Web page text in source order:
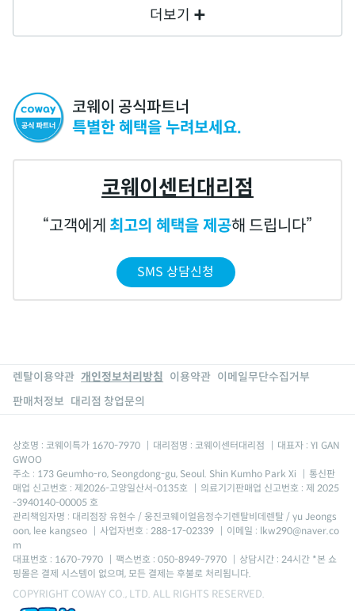
더보기
코웨이 공식파트너
특별한 혜택을 누려보세요.
코웨이센터대리점
고객에게 최고의 혜택을 제공해 드립니다
SMS 상담신청
렌탈이용약관 개인정보처리방침 이용약관 이메일무단수집거부
판매처정보 대리점 창업문의
상호명 : 코웨이특가 1670-7970 대리점명 : 코웨이센터대리점
대표자 : YI GAN
GWOO
주소 : 173 Geumho-ro, Seongdong-gu, Seoul. Shin Kumho Park Xi
통신판
매업 신고번호 : 제2026-고양일산서-0135호
의료기기판매업 신고번호 : 제 2025
-3940140-00005 호
관리책임자명 : 대리점장 유현수 / 웅진코웨이얼음정수기렌탈비데렌탈 / yu Jeongs
oon, lee kangseo
사업자번호 : 288-17-02339
이메일 : lkw290@naver.co
m
대표번호 : 1670-7970
팩스번호 : 050-8949-7970
상담시간 : 24시간 *본 쇼
핑몰은 결제 시스템이 없으며, 모든 결제는 후불로 처리됩니다.
COPYRIGHT COWAY CO., LTD. ALL RIGHTS RESERVED.